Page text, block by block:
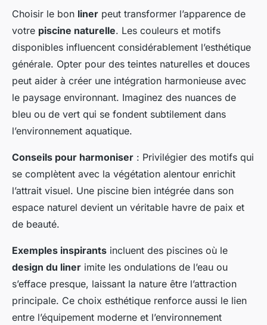
Choisir le bon liner peut transformer l’apparence de
votre piscine naturelle. Les couleurs et motifs
disponibles influencent considérablement l’esthétique
générale. Opter pour des teintes naturelles et douces
peut aider à créer une intégration harmonieuse avec
le paysage environnant. Imaginez des nuances de
bleu ou de vert qui se fondent subtilement dans
l’environnement aquatique.
Conseils pour harmoniser : Privilégier des motifs qui
se complètent avec la végétation alentour enrichit
l’attrait visuel. Une piscine bien intégrée dans son
espace naturel devient un véritable havre de paix et
de beauté.
Exemples inspirants incluent des piscines où le
design du liner imite les ondulations de l’eau ou
s’efface presque, laissant la nature être l’attraction
principale. Ce choix esthétique renforce aussi le lien
entre l’équipement moderne et l’environnement